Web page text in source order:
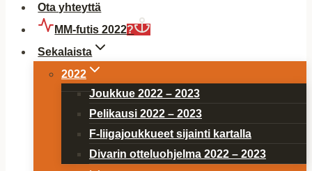
Ota yhteyttä
MM-futis 2022?
Sekalaista
2022
Joukkue 2022 – 2023
Pelikausi 2022 – 2023
F-liigajoukkueet sijainti kartalla
Divarin otteluohjelma 2022 – 2023